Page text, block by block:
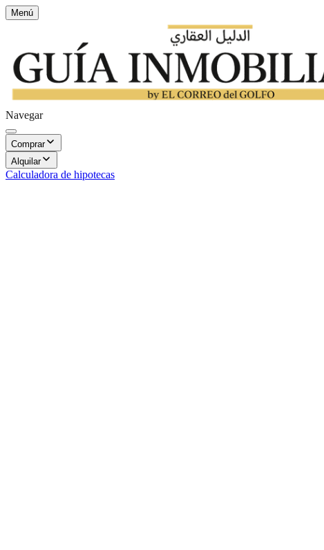
Menú
Navegar
Comprar
Alquilar
Calculadora de hipotecas